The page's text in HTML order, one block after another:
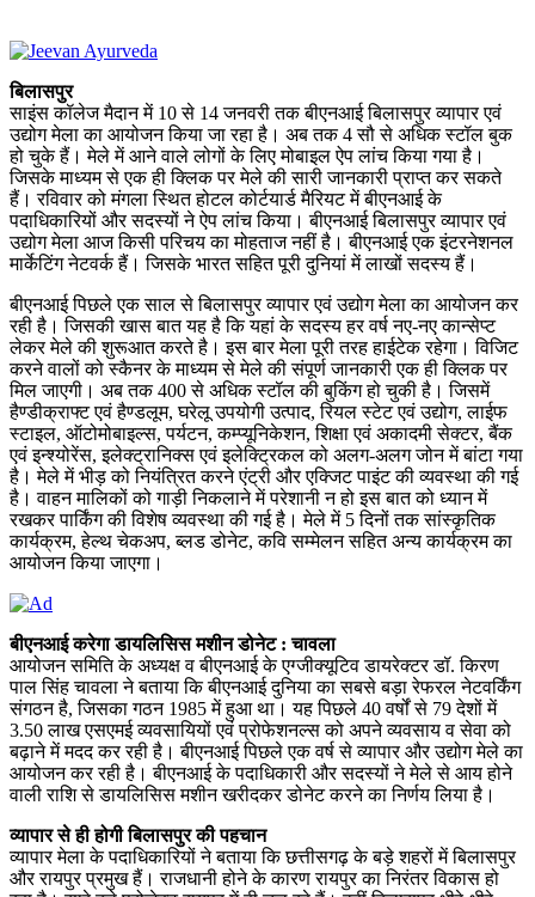
बिलासपुर
साइंस कॉलेज मैदान में 10 से 14 जनवरी तक बीएनआई बिलासपुर व्यापार एवं
उद्योग मेला का आयोजन किया जा रहा है। अब तक 4 सौ से अधिक स्टॉल बुक
हो चुके हैं। मेले में आने वाले लोगों के लिए मोबाइल ऐप लांच किया गया है।
जिसके माध्यम से एक ही क्लिक पर मेले की सारी जानकारी प्राप्त कर सकते
हैं। रविवार को मंगला स्थित होटल कोर्टयार्ड मैरियट में बीएनआई के
पदाधिकारियों और सदस्यों ने ऐप लांच किया। बीएनआई बिलासपुर व्यापार एवं
उद्योग मेला आज किसी परिचय का मोहताज नहीं है। बीएनआई एक इंटरनेशनल
मार्केटिंग नेटवर्क हैं। जिसके भारत सहित पूरी दुनियां में लाखों सदस्य हैं।
बीएनआई पिछले एक साल से बिलासपुर व्यापार एवं उद्योग मेला का आयोजन कर
रही है। जिसकी खास बात यह है कि यहां के सदस्य हर वर्ष नए-नए कान्सेप्ट
लेकर मेले की शुरूआत करते है। इस बार मेला पूरी तरह हाईटेक रहेगा। विजिट
करने वालों को स्कैनर के माध्यम से मेले की संपूर्ण जानकारी एक ही क्लिक पर
मिल जाएगी। अब तक 400 से अधिक स्टॉल की बुकिंग हो चुकी है। जिसमें
हैण्डीक्राफ्ट एवं हैण्डलूम, घरेलू उपयोगी उत्पाद, रियल स्टेट एवं उद्योग, लाईफ
स्टाइल, ऑटोमोबाइल्स, पर्यटन, कम्प्यूनिकेशन, शिक्षा एवं अकादमी सेक्टर, बैंक
एवं इन्श्योरेंस, इलेक्ट्रानिक्स एवं इलेक्ट्रिकल को अलग-अलग जोन में बांटा गया
है। मेले में भीड़ को नियंत्रित करने एंट्री और एक्जिट पाइंट की व्यवस्था की गई
है। वाहन मालिकों को गाड़ी निकलाने में परेशानी न हो इस बात को ध्यान में
रखकर पार्किंग की विशेष व्यवस्था की गई है। मेले में 5 दिनों तक सांस्कृतिक
कार्यक्रम, हेल्थ चेकअप, ब्लड डोनेट, कवि सम्मेलन सहित अन्य कार्यक्रम का
आयोजन किया जाएगा।
बीएनआई करेगा डायलिसिस मशीन डोनेट : चावला
आयोजन समिति के अध्यक्ष व बीएनआई के एग्जीक्यूटिव डायरेक्टर डॉ. किरण
पाल सिंह चावला ने बताया कि बीएनआई दुनिया का सबसे बड़ा रेफरल नेटवर्किंग
संगठन है, जिसका गठन 1985 में हुआ था। यह पिछले 40 वर्षों से 79 देशों में
3.50 लाख एसएमई व्यवसायियों एवं प्रोफेशनल्स को अपने व्यवसाय व सेवा को
बढ़ाने में मदद कर रही है। बीएनआई पिछले एक वर्ष से व्यापार और उद्योग मेले का
आयोजन कर रही है। बीएनआई के पदाधिकारी और सदस्यों ने मेले से आय होने
वाली राशि से डायलिसिस मशीन खरीदकर डोनेट करने का निर्णय लिया है।
व्यापार से ही होगी बिलासपुर की पहचान
व्यापार मेला के पदाधिकारियों ने बताया कि छत्तीसगढ़ के बड़े शहरों में बिलासपुर
और रायपुर प्रमुख हैं। राजधानी होने के कारण रायपुर का निरंतर विकास हो